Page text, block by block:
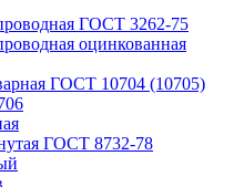
ГОСТ 3262-75
оцинкованная
ГОСТ 10704 (10705)
ГОСТ 8732-78